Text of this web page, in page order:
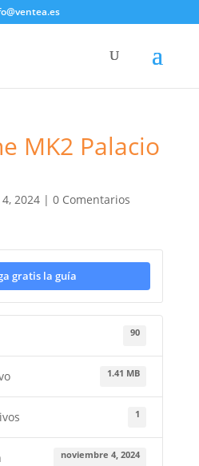
MK2 Palacio
2024| 0 Comentarios
gratis la guía
90
1.41 MB
1
noviembre 4, 2024